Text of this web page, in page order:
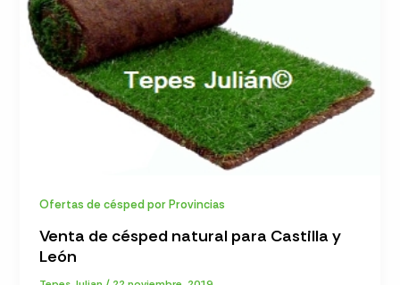
Ofertas de césped por Provincias
Venta de césped natural para Castilla y
León